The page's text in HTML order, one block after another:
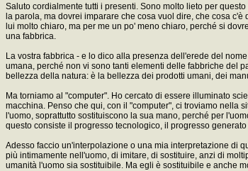
Saluto cordialmente tutti i presenti. Sono molto lieto per
la parola, ma dovrei imparare che cosa vuol dire, che cosa
lui molto chiaro, ma per me un po' meno chiaro, perché si
una fabbrica.
La vostra fabbrica - e lo dico alla presenza dell'erede del
umana, perché non vi sono tanti elementi delle fabbriche del
bellezza della natura: è la bellezza dei prodotti umani, dei
Ma torniamo al "computer". Ho cercato di essere illuminato
macchina. Penso che qui, con il "computer", ci troviamo nella
l'uomo, soprattutto sostituiscono la sua mano, perché per
questo consiste il progresso tecnologico, il progresso
Adesso faccio un'interpolazione o una mia interpretazione di
più intimamente nell'uomo, di imitare, di sostituire, anzi di
umanità l'uomo sia sostituibile. Ma egli è sostituibile e anche